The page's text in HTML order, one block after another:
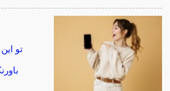
تو